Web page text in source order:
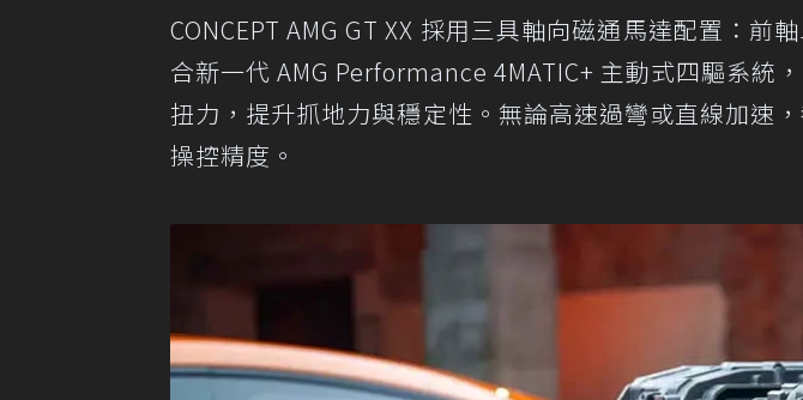
CONCEPT AMG GT XX 採用三具軸向磁通馬達配置：前
合新一代 AMG Performance 4MATIC+ 主動式四驅系統
扭力，提升抓地力與穩定性。無論高速過彎或直線加速
操控精度。